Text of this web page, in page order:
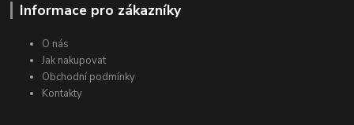
Informace pro zákazníky
O nás
Jak nakupovat
Obchodní podmínky
Kontakty